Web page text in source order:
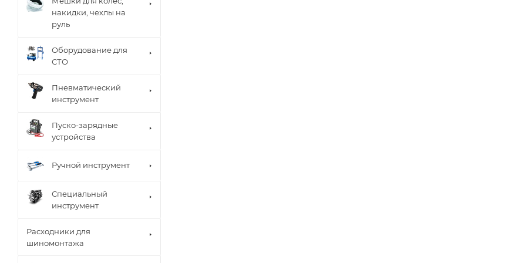
накидки, чехлы на
руль
Оборудование для
СТО
Пневматический
инструмент
Пуско-зарядные
устройства
Ручной инструмент
Специальный
инструмент
Расходники для
шиномонтажа